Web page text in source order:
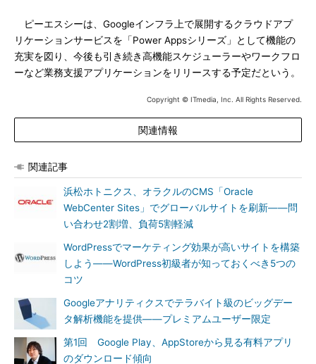
ピーエスシーは、Googleインフラ上で展開するクラウドアプ
リケーションサービスを「Power Appsシリーズ」として機能の
充実を図り、今後も引き続き高機能スケジューラーやワークフロ
ーなど業務支援アプリケーションをリリースする予定だという。
Copyright © ITmedia, Inc. All Rights Reserved.
関連情報
関連記事
浜松ホトニクス、オラクルのCMS「Oracle
WebCenter Sites」でグローバルサイトを刷新――問
い合わせ2割増、負荷5割軽減
WordPressでマーケティング効果が高いサイトを構築
しよう――WordPress初級者が知っておくべき5つの
コツ
Googleアナリティクスでテラバイト級のビッグデー
タ解析機能を提供――プレミアムユーザー限定
第1回 Google Play、AppStoreから見る有料アプリ
のダウンロード傾向